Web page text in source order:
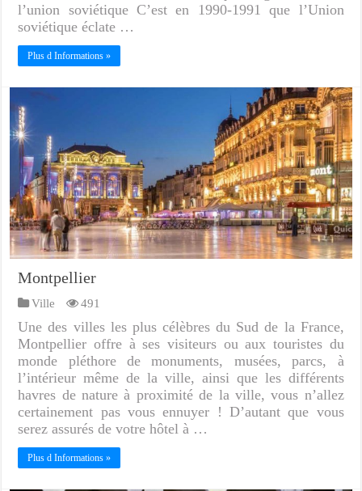
l’union soviétique C’est en 1990-1991 que l’Union
soviétique éclate …
Plus d Informations »
Montpellier
Ville 491
Une des villes les plus célèbres du Sud de la France,
Montpellier offre à ses visiteurs ou aux touristes du
monde pléthore de monuments, musées, parcs, à
l’intérieur même de la ville, ainsi que les différents
havres de nature à proximité de la ville, vous n’allez
certainement pas vous ennuyer ! D’autant que vous
serez assurés de votre hôtel à …
Plus d Informations »